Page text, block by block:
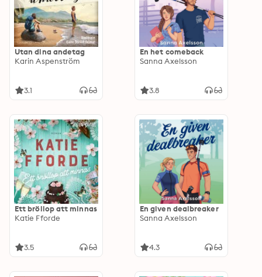
Utan dina andetag
Karin Aspenström
3.1
En het comeback
Sanna Axelsson
3.8
Ett bröllop att minnas
Katie Fforde
3.5
En given dealbreaker
Sanna Axelsson
4.3